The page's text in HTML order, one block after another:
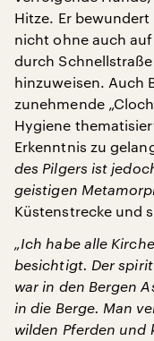
Hitze. Er
nicht ohne auch
durch
hinzuweisen. Auch
zunehmende
Hygiene
Erkenntnis zu
des Pilgers ist
geistigen
Küstenstrecke und
„Ich habe alle
besichtigt. Der
war in den Bergen
in die Berge. Man
wilden Pferden und